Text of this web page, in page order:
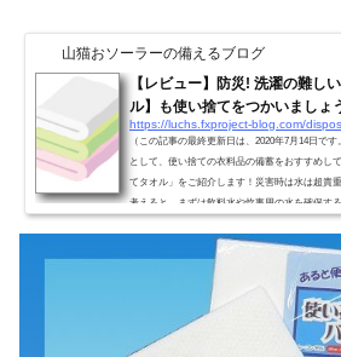
山猫おソーラーの備えるブログ
【レビュー】防災! 洗濯の難し
ル】も使い捨てをつかいましょ
https://luchs.fxproject-blog.com/
（この記事の最終更新日は、2020年7月14日で
として、使い捨ての衣料品の備蓄をおすすめし
てタオル」をご紹介します！災害時は水は超貴
考えると、まずは飲料水や炊事用の水を確保す
な事なのですが。。）でも、いつも同じ服を着
使っていると、衛生上よくありません。ただで